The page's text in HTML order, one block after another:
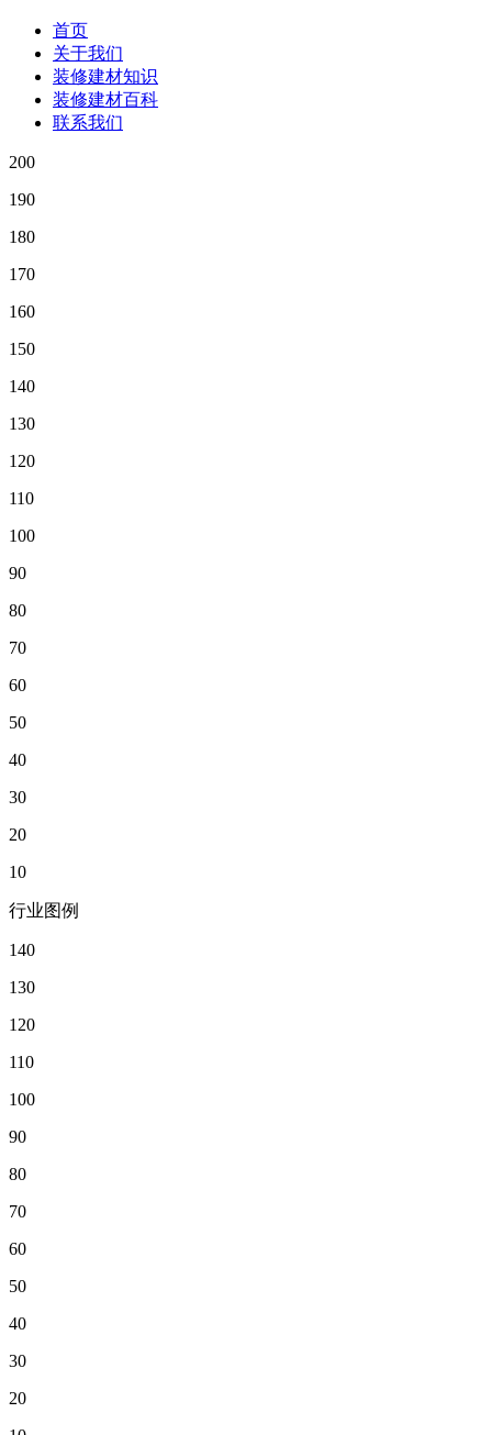
首页
关于我们
装修建材知识
装修建材百科
联系我们
200
190
180
170
160
150
140
130
120
110
100
90
80
70
60
50
40
30
20
10
行业图例
140
130
120
110
100
90
80
70
60
50
40
30
20